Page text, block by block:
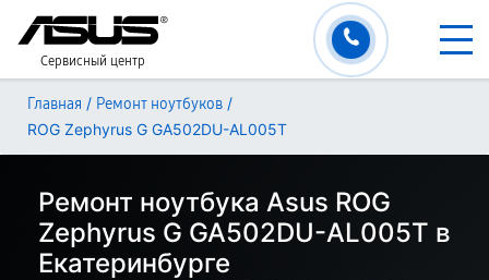
Сервисный центр
Главная / Ремонт ноутбуков /
ROG Zephyrus G GA502DU-AL005T
Ремонт ноутбука Asus ROG
Zephyrus G GA502DU-AL005T в
Екатеринбурге